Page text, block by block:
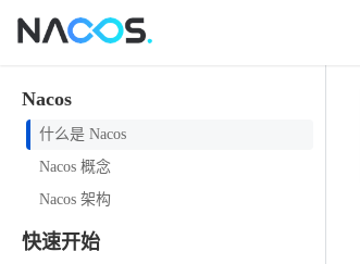
Nacos
什么是 Nacos
Nacos 概念
Nacos 架构
快速开始